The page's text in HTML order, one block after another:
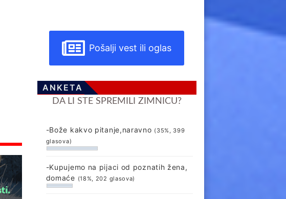
Pošalji vest ili oglas
ANKETA
DA LI STE SPREMILI ZIMNICU?
-Bože kakvo pitanje,naravno (35%, 399
glasova)
-Kupujemo na pijaci od poznatih žena,
domaće (18%, 202 glasova)